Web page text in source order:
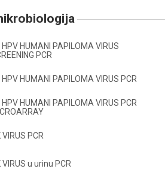
HPV HUMANI PAPILOMA VIRUS
PCR
HPV HUMANI PAPILOMA VIRUS PCR
HUMANI PAPILOMA VIRUS PCR
VIRUS PCR
VIRUS u urinu PCR